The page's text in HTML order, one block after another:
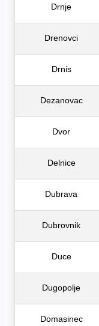
Drnje
Drenovci
Drnis
Dezanovac
Dvor
Delnice
Dubrava
Dubrovnik
Duce
Dugopolje
Domasinec